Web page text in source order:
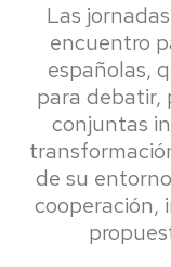
Las
encuentro
españolas,
para debatir,
conjuntas
de su
cooperación,